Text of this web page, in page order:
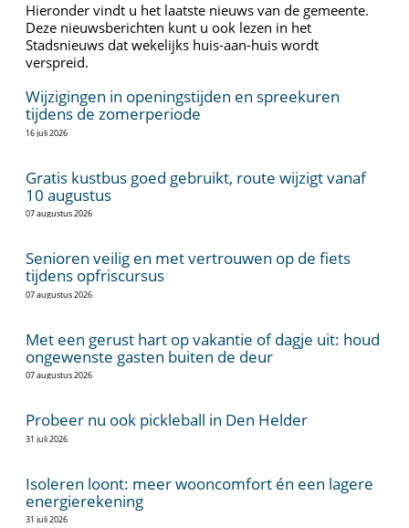
Hieronder vindt u het laatste nieuws van de gemeente.
Deze nieuwsberichten kunt u ook lezen in het
Stadsnieuws dat wekelijks huis-aan-huis wordt
verspreid.
Wijzigingen in openingstijden en spreekuren
tijdens de zomerperiode
16 juli 2026
Gratis kustbus goed gebruikt, route wijzigt vanaf
10 augustus
07 augustus 2026
Senioren veilig en met vertrouwen op de fiets
tijdens opfriscursus
07 augustus 2026
Met een gerust hart op vakantie of dagje uit: houd
ongewenste gasten buiten de deur
07 augustus 2026
Probeer nu ook pickleball in Den Helder
31 juli 2026
Isoleren loont: meer wooncomfort én een lagere
energierekening
31 juli 2026